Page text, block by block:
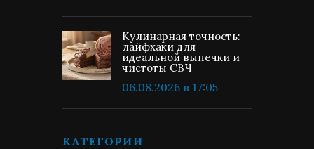
Кулинарная точность:
лайфхаки для
идеальной выпечки и
чистоты СВЧ
06.08.2026 в 17:05
КАТЕГОРИИ